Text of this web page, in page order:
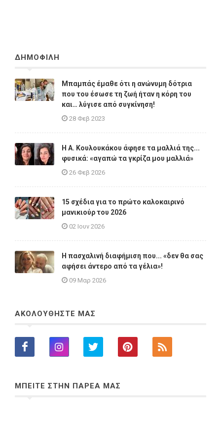
ΔΗΜΟΦΙΛΗ
Μπαμπάς έμαθε ότι η ανώνυμη δότρια
που του έσωσε τη ζωή ήταν η κόρη του
και… λύγισε από συγκίνηση!
28 Φεβ 2023
Η A. Κουλουκάκου άφησε τα μαλλιά της...
φυσικά: «αγαπώ τα γκρίζα μου μαλλιά»
26 Φεβ 2026
15 σχέδια για το πρώτο καλοκαιρινό
μανικιούρ του 2026
02 Ιουν 2026
Η πασχαλινή διαφήμιση που... «δεν θα σας
αφήσει άντερο από τα γέλια»!
09 Μαρ 2026
ΑΚΟΛΟΥΘΗΣΤΕ ΜΑΣ
ΜΠΕΙΤΕ ΣΤΗΝ ΠΑΡΕΑ ΜΑΣ